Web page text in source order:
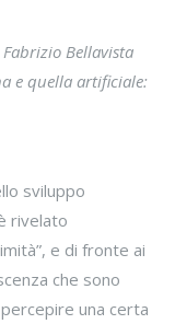
Bellavista
e quella artificiale:
sviluppo
rivelato
e di fronte ai
che sono
una certa